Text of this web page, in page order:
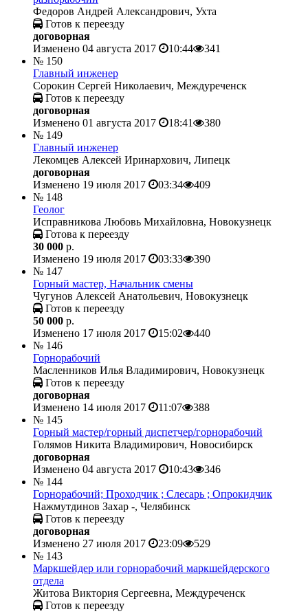
Федоров Андрей Александрович, Ухта
Готов к переезду
договорная
Изменено 04 августа 2017
10:44
341
№ 150
Главный инженер
Сорокин Сергей Николаевич, Междуреченск
Готов к переезду
договорная
Изменено 01 августа 2017
18:41
380
№ 149
Главный инженер
Лекомцев Алексей Иринархович, Липецк
договорная
Изменено 19 июля 2017
03:34
409
№ 148
Геолог
Исправникова Любовь Михайловна, Новокузнецк
Готова к переезду
30 000 р.
Изменено 19 июля 2017
03:33
390
№ 147
Горный мастер, Начальник смены
Чугунов Алексей Анатольевич, Новокузнецк
Готов к переезду
50 000 р.
Изменено 17 июля 2017
15:02
440
№ 146
Горнорабочий
Масленников Илья Владимирович, Новокузнецк
Готов к переезду
договорная
Изменено 14 июля 2017
11:07
388
№ 145
Горный мастер/горный диспетчер/горнорабочий
Голямов Никита Владимирович, Новосибирск
договорная
Изменено 04 августа 2017
10:43
346
№ 144
Горнорабочий; Проходчик ; Слесарь ; Опрокидчик
Нажмутдинов Захар -, Челябинск
Готов к переезду
договорная
Изменено 27 июля 2017
23:09
529
№ 143
Маркшейдер или горнорабочий маркшейдерского
отдела
Житова Виктория Сергеевна, Междуреченск
Готов к переезду